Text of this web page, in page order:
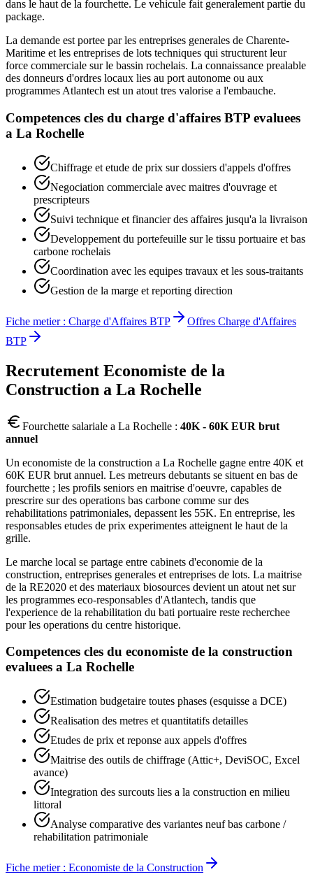
dans le haut de la fourchette. Le vehicule fait generalement partie du
package.
La demande est portee par les entreprises generales de Charente-
Maritime et les entreprises de lots techniques qui structurent leur
force commerciale sur le bassin rochelais. La connaissance prealable
des donneurs d'ordres locaux lies au port autonome ou aux
programmes Atlantech est un atout tres valorise a l'embauche.
Competences cles du charge d'affaires BTP evaluees
a La Rochelle
Chiffrage et etude de prix sur dossiers d'appels d'offres
Negociation commerciale avec maitres d'ouvrage et
prescripteurs
Suivi technique et financier des affaires jusqu'a la livraison
Developpement du portefeuille sur le tissu portuaire et bas
carbone rochelais
Coordination avec les equipes travaux et les sous-traitants
Gestion de la marge et reporting direction
Fiche metier : Charge d'Affaires BTP Offres Charge d'Affaires
BTP
Recrutement Economiste de la
Construction a La Rochelle
Fourchette salariale a La Rochelle : 40K - 60K EUR brut
annuel
Un economiste de la construction a La Rochelle gagne entre 40K et
60K EUR brut annuel. Les metreurs debutants se situent en bas de
fourchette ; les profils seniors en maitrise d'oeuvre, capables de
prescrire sur des operations bas carbone comme sur des
rehabilitations patrimoniales, depassent les 55K. En entreprise, les
responsables etudes de prix experimentes atteignent le haut de la
grille.
Le marche local se partage entre cabinets d'economie de la
construction, entreprises generales et entreprises de lots. La maitrise
de la RE2020 et des materiaux biosources devient un atout net sur
les programmes eco-responsables d'Atlantech, tandis que
l'experience de la rehabilitation du bati portuaire reste recherchee
pour les operations du centre historique.
Competences cles du economiste de la construction
evaluees a La Rochelle
Estimation budgetaire toutes phases (esquisse a DCE)
Realisation des metres et quantitatifs detailles
Etudes de prix et reponse aux appels d'offres
Maitrise des outils de chiffrage (Attic+, DeviSOC, Excel
avance)
Integration des surcouts lies a la construction en milieu
littoral
Analyse comparative des variantes neuf bas carbone /
rehabilitation patrimoniale
Fiche metier : Economiste de la Construction